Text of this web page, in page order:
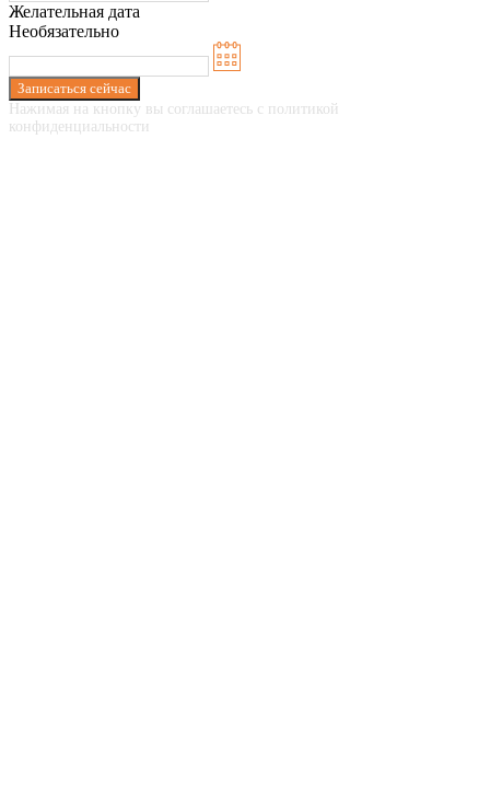
Желательная дата
Необязательно
Записаться сейчас
Нажимая на кнопку вы соглашаетесь с политикой
конфиденциальности